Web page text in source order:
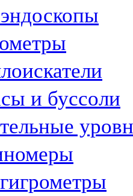
и буссоли